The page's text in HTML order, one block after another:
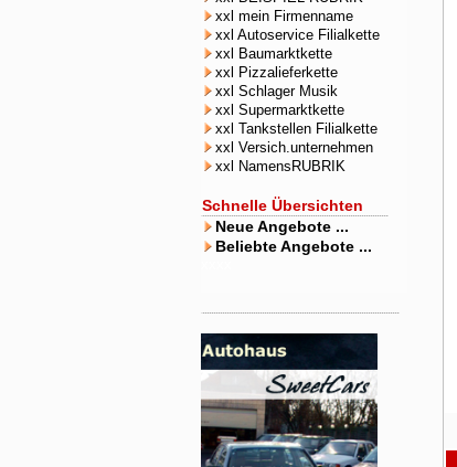
xxl mein Firmenname
xxl Autoservice Filialkette
xxl Baumarktkette
xxl Pizzalieferkette
xxl Schlager Musik
xxl Supermarktkette
xxl Tankstellen Filialkette
xxl Versich.unternehmen
xxl NamensRUBRIK
Schnelle Übersichten
Neue Angebote ...
Beliebte Angebote ...